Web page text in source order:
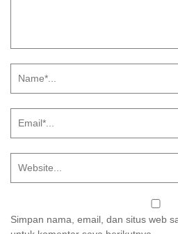
Simpan nama, email, dan situs web